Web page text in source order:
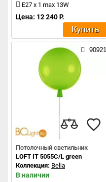
E27 x 1 max 13W
Цена: 12 240 Р.
Купить
90921
Потолочный светильник
LOFT IT 5055C/L green
Коллекция: Bella
В наличии